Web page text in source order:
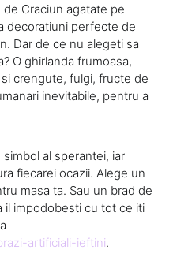
Craciun agatate pe
decoratiuni perfecte de
Dar de ce nu alegeti sa
O ghirlanda frumoasa,
crengute, fulgi, fructe de
inevitabile, pentru a
al sperantei, iar
fiecarei ocazii. Alege un
masa ta. Sau un brad de
il impodobesti cu tot ce iti
artificiali-ieftini.